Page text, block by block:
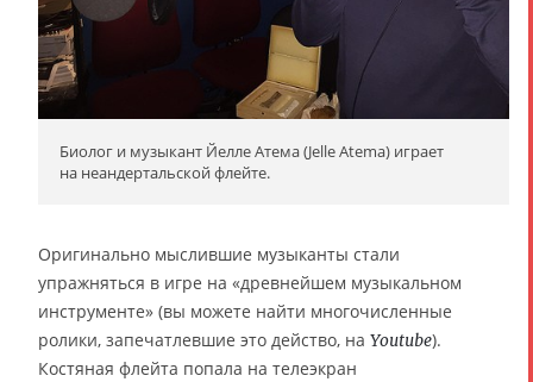
Биолог и музыкант Йелле Атема (Jelle Atema) играет
на неандертальской флейте.
Оригинально мыслившие музыканты стали
упражняться в игре на «древнейшем музыкальном
инструменте» (вы можете найти многочисленные
ролики, запечатлевшие это действо, на Youtube).
Костяная флейта попала на телеэкран